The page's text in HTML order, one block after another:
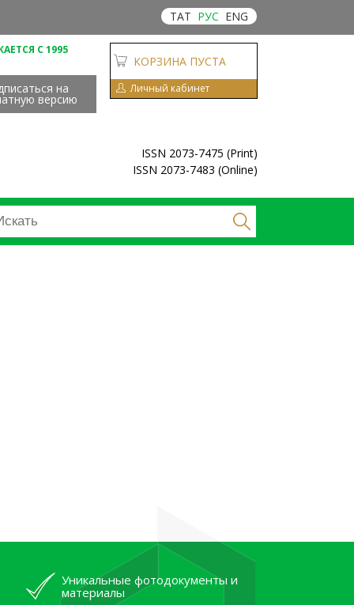
ТАТ РУС ENG
С 1995
на
версию
КОРЗИНА ПУСТА
Личный кабинет
ISSN 2073-7475 (Print)
ISSN 2073-7483 (Online)
Уникальные фотодокументы и
материалы